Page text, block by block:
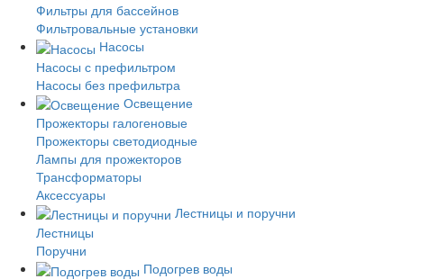
Фильтры для бассейнов
Фильтровальные установки
Насосы
Насосы с префильтром
Насосы без префильтра
Освещение
Прожекторы галогеновые
Прожекторы светодиодные
Лампы для прожекторов
Трансформаторы
Аксессуары
Лестницы и поручни
Лестницы
Поручни
Подогрев воды